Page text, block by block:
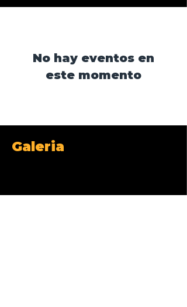
No hay eventos en
este momento
Galeria